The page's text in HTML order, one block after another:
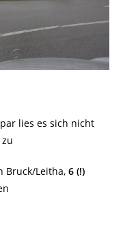
lies es sich nicht
Bruck/Leitha, 6 (!)